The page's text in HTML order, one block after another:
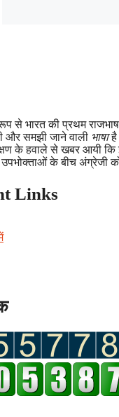
से भारत की प्रथम
और समझी जाने वाली भाषा
के हवाले से खबर आयी कि
के बीच अंग्रेजी
Links